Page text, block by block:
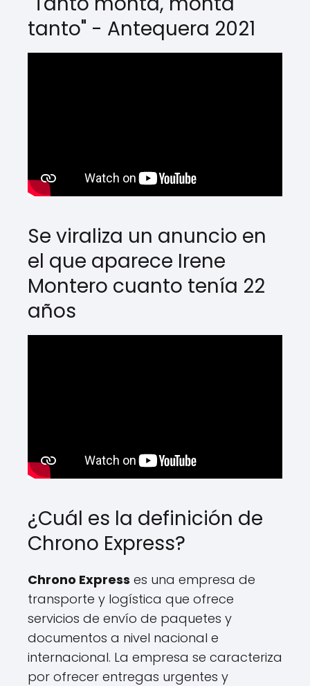
tanto" - Antequera 2021
Se viraliza un anuncio en
el que aparece Irene
Montero cuanto tenía 22
años
¿Cuál es la definición de
Chrono Express?
Chrono Express es una empresa de
transporte y logística que ofrece
servicios de envío de paquetes y
documentos a nivel nacional e
internacional. La empresa se caracteriza
por ofrecer entregas urgentes y